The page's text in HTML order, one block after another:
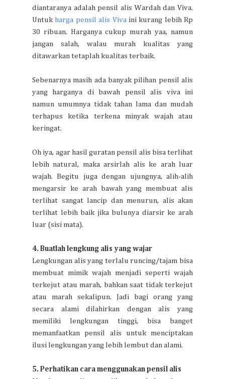
diantaranya adalah pensil alis Wardah dan Viva.
Untuk harga pensil alis Viva ini kurang lebih Rp
30 ribuan. Harganya cukup murah yaa, namun
jangan salah, walau murah kualitas yang
ditawarkan tetaplah kualitas terbaik.
Sebenarnya masih ada banyak pilihan pensil alis
yang harganya di bawah pensil alis viva ini
namun umumnya tidak tahan lama dan mudah
terhapus ketika terkena minyak wajah atau
keringat.
Oh iya, agar hasil guratan pensil alis bisa terlihat
lebih natural, maka arsirlah alis ke arah luar
wajah. Begitu juga dengan ujungnya, alih-alih
mengarsir ke arah bawah yang membuat alis
terlihat sangat lancip dan menurun, alis akan
terlihat lebih baik jika bulunya diarsir ke arah
luar (sisi mata).
4. Buatlah lengkung alis yang wajar
Lengkungan alis yang terlalu runcing/tajam bisa
membuat mimik wajah menjadi seperti wajah
terkejut atau marah, bahkan saat tidak terkejut
atau marah sekalipun. Jadi bagi orang yang
secara alami dilahirkan dengan alis yang
memiliki lengkungan tinggi, bisa banget
memanfaatkan pensil alis untuk menciptakan
ilusi lengkungan yang lebih lembut dan alami.
5. Perhatikan cara menggunakan pensil alis